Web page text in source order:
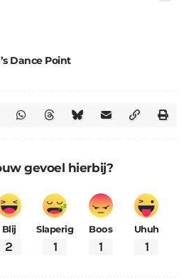
Dance Point
gevoel hierbij?
Blij
2
Slaperig
1
Boos
1
Uhuh
1